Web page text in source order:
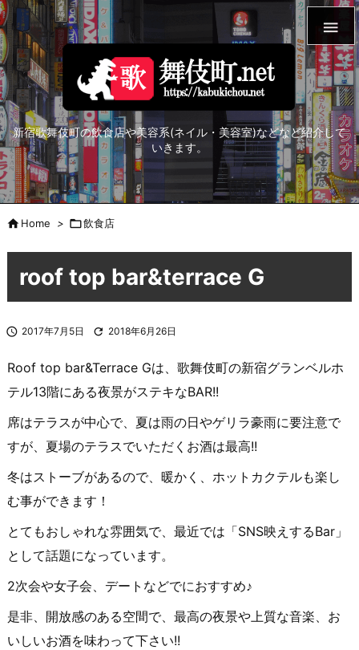
新宿歌舞伎町の飲食店や美容系(ネイル・美容室)などなど紹介して
いきます。

Home > 飲食店
roof top bar&terrace G
 2017年7月5日  2018年6月26日
Roof top bar&Terrace Gは、歌舞伎町の新宿グランベルホ
テル13階にある夜景がステキなBAR!!
席はテラスが中心で、夏は雨の日やゲリラ豪雨に要注意で
すが、夏場のテラスでいただくお酒は最高!!
冬はストーブがあるので、暖かく、ホットカクテルも楽し
む事ができます！
とてもおしゃれな雰囲気で、最近では「SNS映えするBar」
として話題になっています。
2次会や女子会、デートなどでにおすすめ♪
是非、開放感のある空間で、最高の夜景や上質な音楽、お
いしいお酒を味わって下さい!!